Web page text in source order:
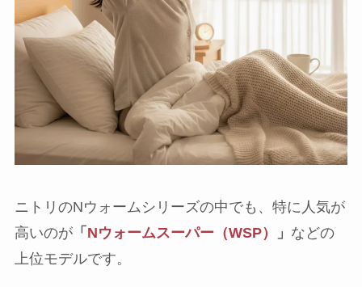
ニトリのNウォームシリーズの中でも、特に人気が
高いのが「 Nウォームスーパー（WSP） 」 などの
上位モデルです。